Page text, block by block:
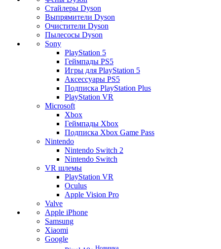
Стайлеры Dyson
Выпрямители Dyson
Очистители Dyson
Пылесосы Dyson
Sony
PlayStation 5
Геймпады PS5
Игры для PlayStation 5
Аксессуары PS5
Подписка PlayStation Plus
PlayStation VR
Microsoft
Xbox
Геймпады Xbox
Подписка Xbox Game Pass
Nintendo
Nintendo Switch 2
Nintendo Switch
VR шлемы
PlayStation VR
Oculus
Apple Vision Pro
Valve
Apple iPhone
Samsung
Xiaomi
Google
Новинка